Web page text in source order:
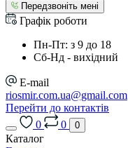
Передзвоніть мені
Графік роботи
Пн-Пт: з 9 до 18
Сб-Нд - вихідний
E-mail
riosmir.com.ua@gmail.com
Перейти до контактів
0
0 0
Каталог